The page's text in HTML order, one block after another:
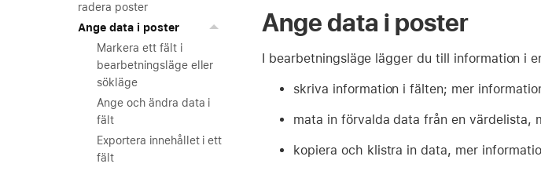
radera poster
Ange data i poster
Markera ett fält i
bearbetningsläge eller
sökläge
Ange och ändra data i
fält
Exportera innehållet i ett
fält
Ange data i poster
I bearbetningsläge lägger du till information i
skriva information i fälten; mer
mata in förvalda data från en värdelista,
kopiera och klistra in data, mer